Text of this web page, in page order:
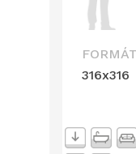
316x316